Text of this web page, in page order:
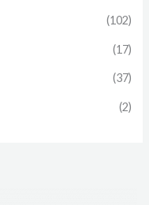
(102)
(17)
(37)
(2)